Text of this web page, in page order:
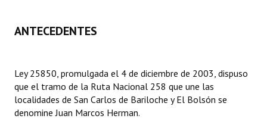
Carta Orgánica 2007
Digesto
Organigrama
ANTECEDENTES
Ley 25850, promulgada el 4 de diciembre de 2003, dispuso
que el tramo de la Ruta Nacional 258 que une las
localidades de San Carlos de Bariloche y El Bolsón se
denomine Juan Marcos Herman.